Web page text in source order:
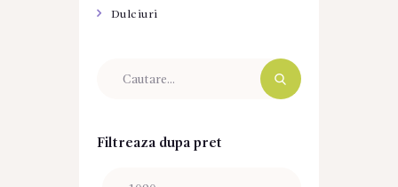
Dulciuri
Filtreaza dupa pret